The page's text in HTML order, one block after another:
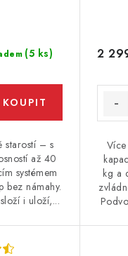
(5 ks)
starostí – s
až 40
systémem
bez námahy.
i uloží,...
2
kg a